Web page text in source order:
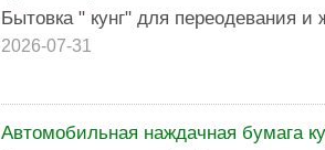
Бытовка " кунг" для переодевания и
2026-07-31
Автомобильная наждачная бумага